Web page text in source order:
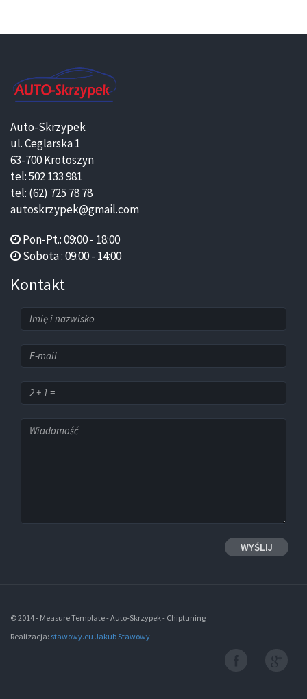
Auto-Skrzypek
ul. Ceglarska 1
63-700 Krotoszyn
tel: 502 133 981
tel: (62) 725 78 78
autoskrzypek@gmail.com
Pon-Pt.: 09:00 - 18:00
Sobota : 09:00 - 14:00
Kontakt
© 2014 - Measure Template - Auto-Skrzypek - Chiptuning
Realizacja: stawowy.eu Jakub Stawowy